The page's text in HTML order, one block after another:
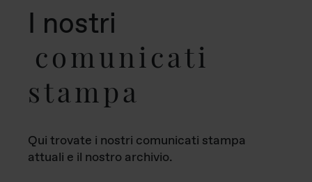
I nostri
comunicati
stampa
Qui trovate i nostri comunicati stampa
attuali e il nostro archivio.